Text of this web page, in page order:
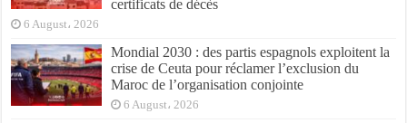
certificats de décès
6 August، 2026
Mondial 2030 : des partis espagnols exploitent la
crise de Ceuta pour réclamer l’exclusion du
Maroc de l’organisation conjointe
6 August، 2026